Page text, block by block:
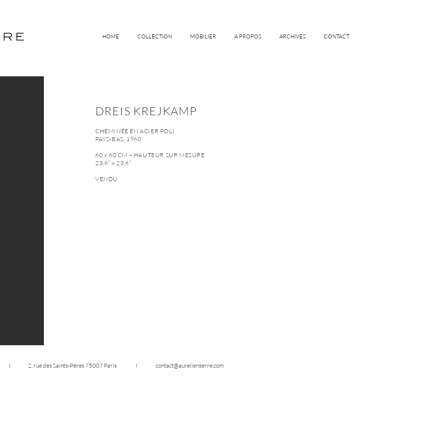
HOME COLLECTION MOBILIER A PROPOS ARCHIVES CONTACT
DREIS KREJKAMP
CHEMINÉE EN ACIER POLI
PAYS-BAS, 1960
60 x 60 CM – HAUTEUR SUR MESURE
23,6’’ x 23,6’’
VENDU
R E I 2, rue des Saints-Pères 75007 Paris I contact@aurelienserre.com